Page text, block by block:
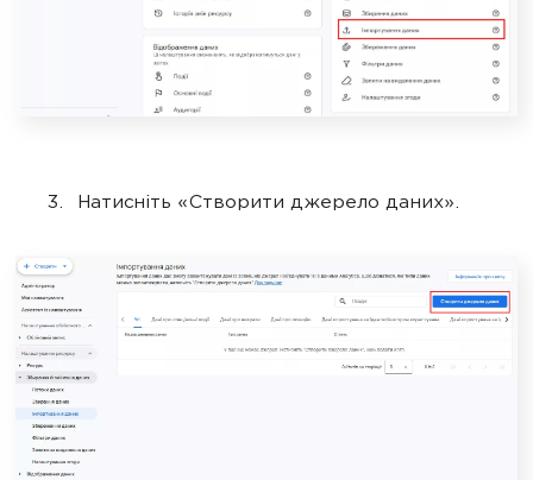
Натисніть «Створити джерело даних».